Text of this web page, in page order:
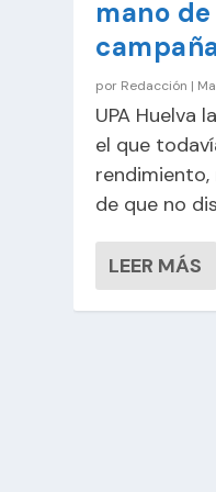
mano
por Redacción |
UPA Huelva
el que
de que no
LEER MÁS